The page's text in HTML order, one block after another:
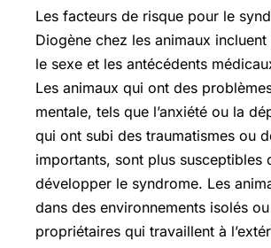
Les facteurs de risque pour le
Diogène chez les animaux incluent
le sexe et les antécédents
Les animaux qui ont des
mentale, tels que l’anxiété ou la
qui ont subi des traumatismes ou
importants, sont plus susceptibles
développer le syndrome. Les
dans des environnements isolés
propriétaires qui travaillent à